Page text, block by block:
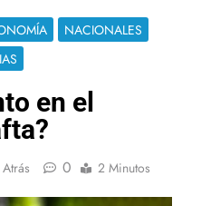
NACIONALES
en el
0 2 Minutos